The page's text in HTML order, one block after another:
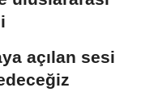
açılan sesi